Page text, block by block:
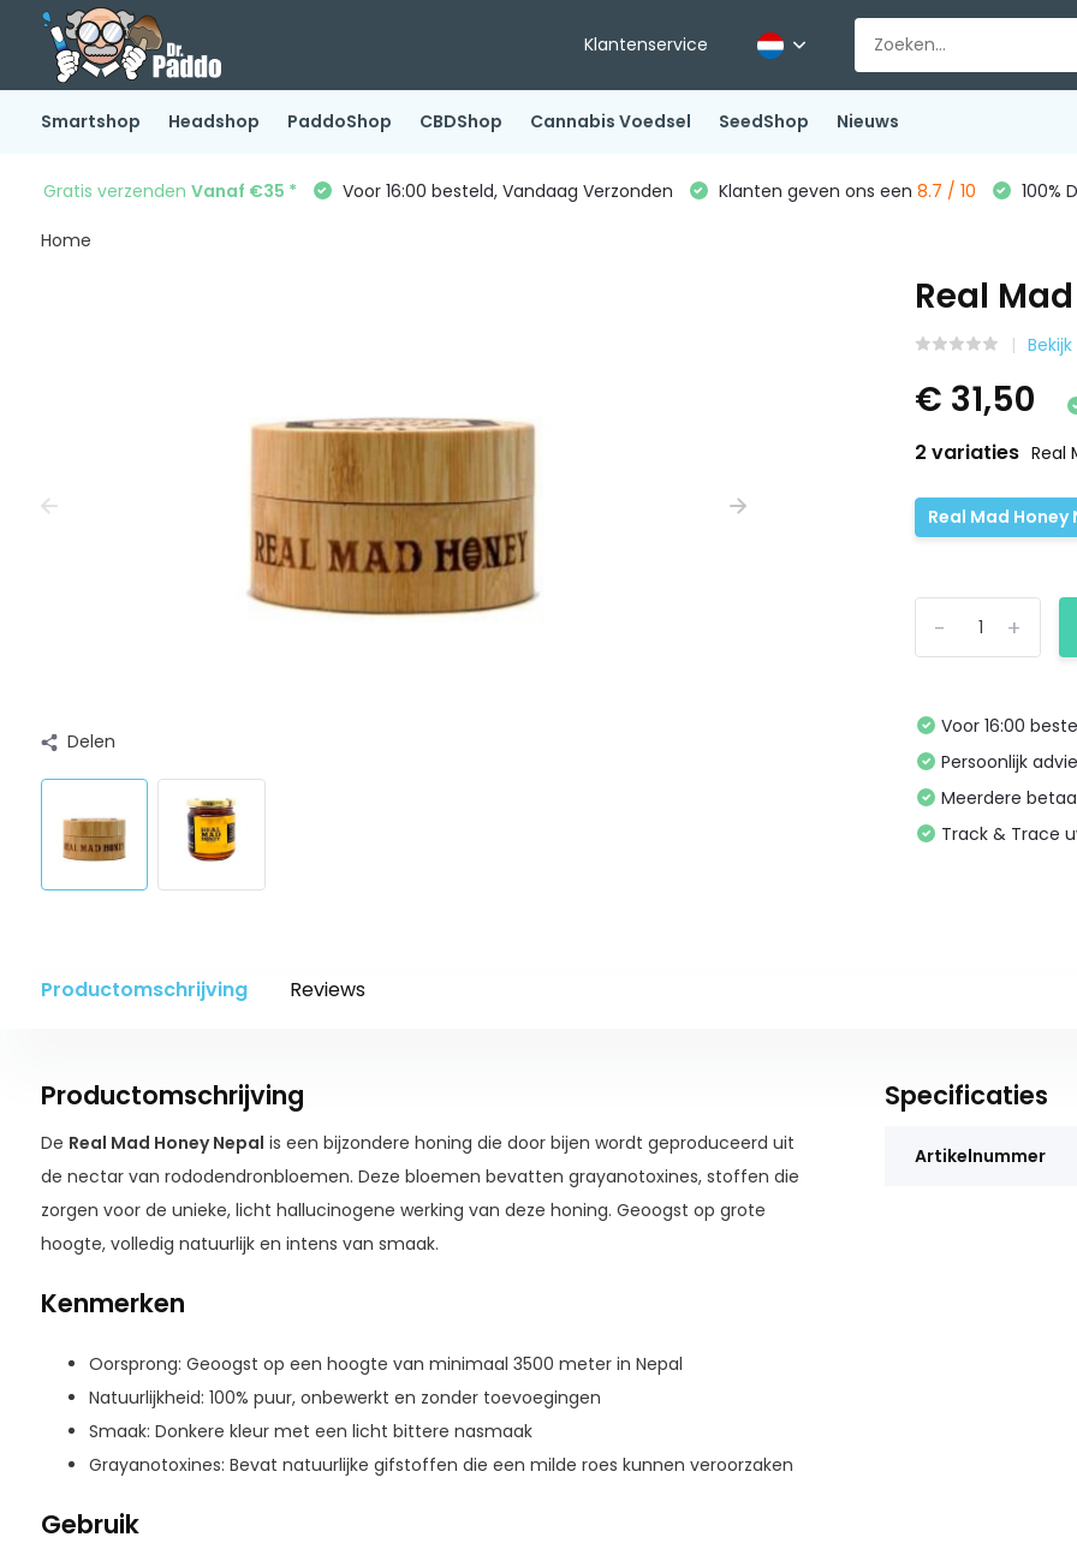
Klantenservice
Smartshop Headshop PaddoShop CBDShop Cannabis Voedsel SeedShop Nieuws
Gratis verzenden Vanaf €35 * Voor 16:00 besteld, Vandaag Verzonden Klanten geven ons een 8.7 / 10 100%
Home
Delen
Real
€ 31,50
2 variaties Real
Real Mad
+
-
Voor 16:00
Persoonlijk
Meerdere
Track & Trace
Productomschrijving Reviews
Productomschrijving
De Real Mad Honey Nepal is een bijzondere honing die door bijen wordt geproduceerd uit
de nectar van rododendronbloemen. Deze bloemen bevatten grayanotoxines, stoffen die
zorgen voor de unieke, licht hallucinogene werking van deze honing. Geoogst op grote
hoogte, volledig natuurlijk en intens van smaak.
Kenmerken
Oorsprong: Geoogst op een hoogte van minimaal 3500 meter in Nepal
Natuurlijkheid: 100% puur, onbewerkt en zonder toevoegingen
Smaak: Donkere kleur met een licht bittere nasmaak
Grayanotoxines: Bevat natuurlijke gifstoffen die een milde roes kunnen veroorzaken
Gebruik
Specificaties
Artikelnummer